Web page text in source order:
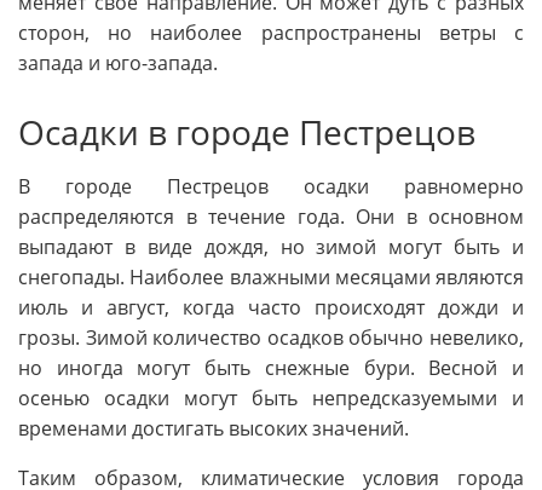
сторон, но наиболее распространены ветры с
запада и юго-запада.
Осадки в городе Пестрецов
В городе Пестрецов осадки равномерно
распределяются в течение года. Они в основном
выпадают в виде дождя, но зимой могут быть и
снегопады. Наиболее влажными месяцами являются
июль и август, когда часто происходят дожди и
грозы. Зимой количество осадков обычно невелико,
но иногда могут быть снежные бури. Весной и
осенью осадки могут быть непредсказуемыми и
временами достигать высоких значений.
Таким образом, климатические условия города